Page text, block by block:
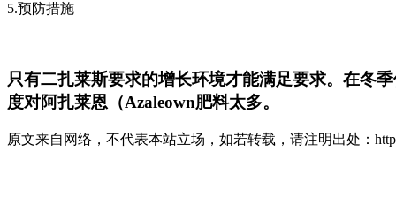
5.预防措施
只有二扎莱斯要求的增长环境才能满足要求。在冬
度对阿扎莱恩（Azaleown肥料太多。
原文来自网络，不代表本站立场，如若转载，请注明出处：